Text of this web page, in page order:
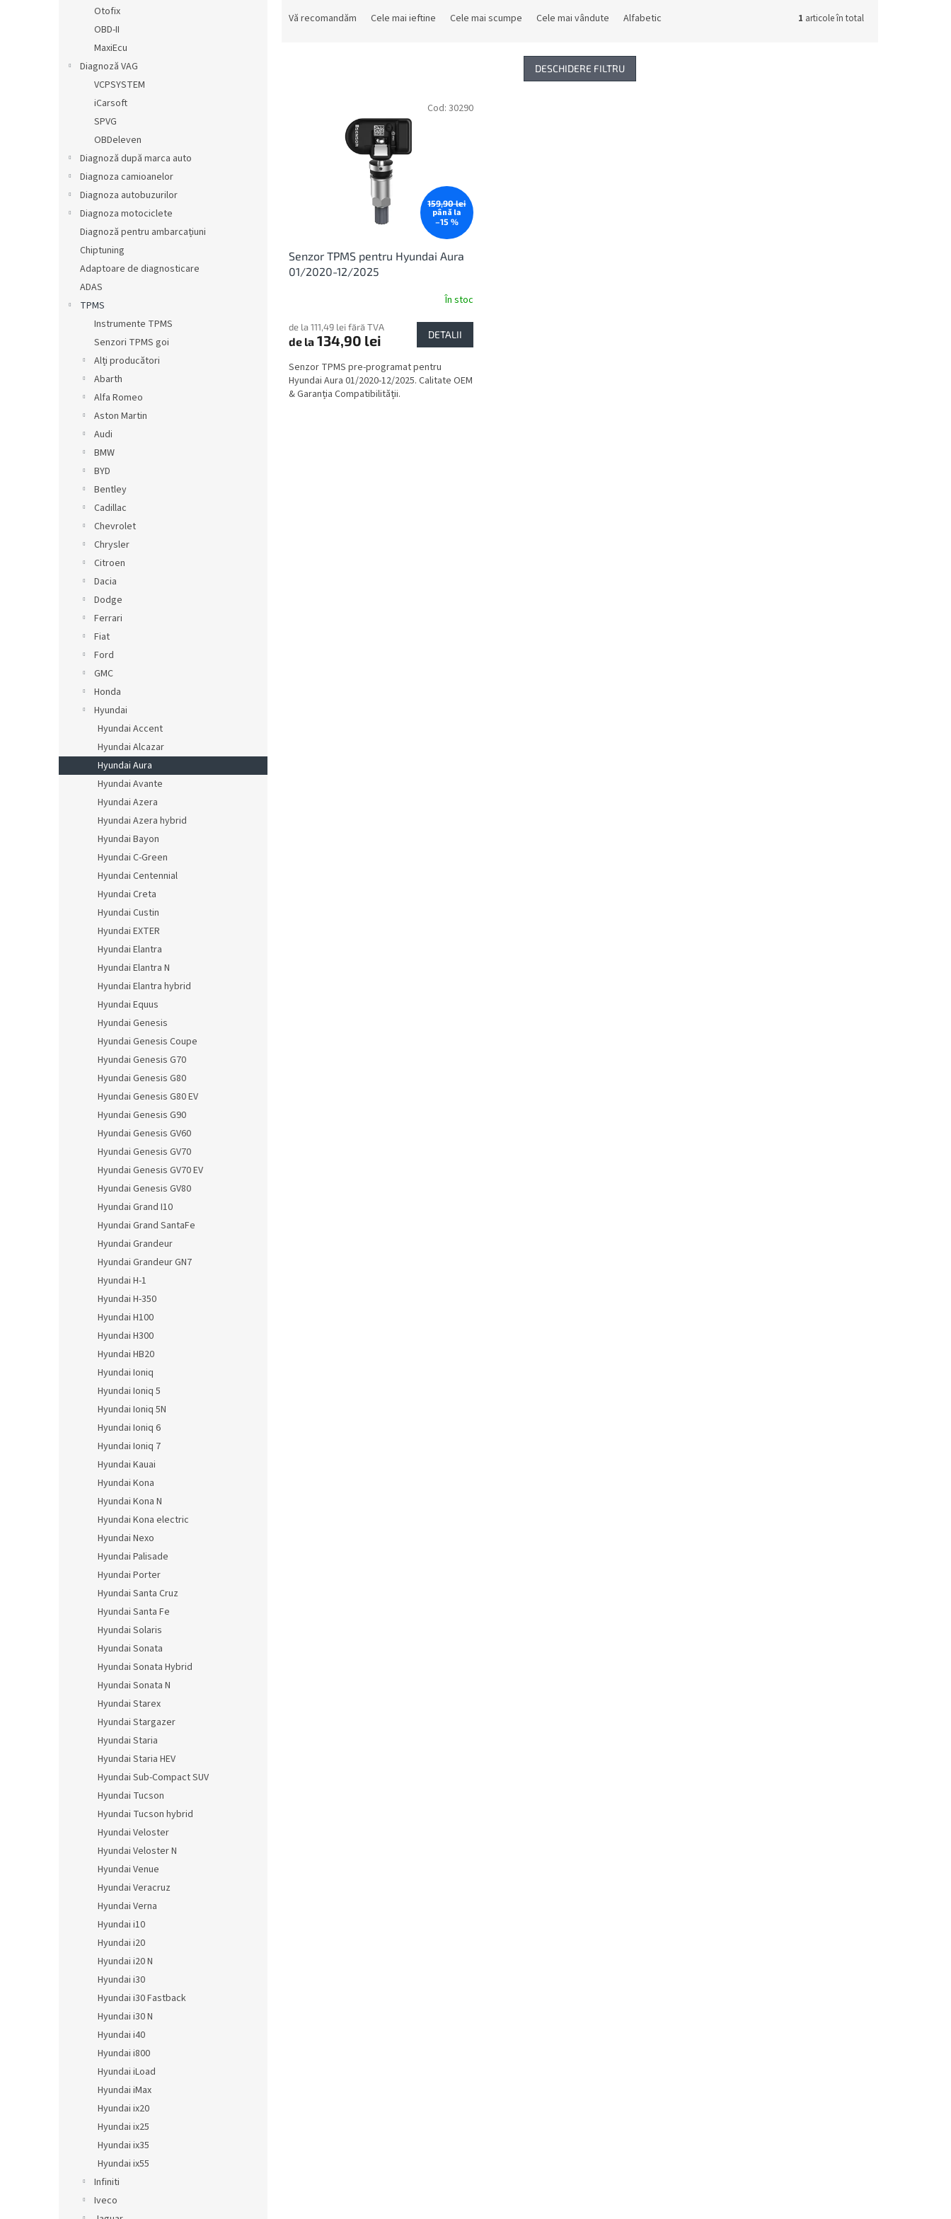
Otofix
OBD-II
MaxiEcu
Diagnoză VAG
VCPSYSTEM
iCarsoft
SPVG
OBDeleven
Diagnoză după marca auto
Diagnoza camioanelor
Diagnoza autobuzurilor
Diagnoza motociclete
Diagnoză pentru ambarcațiuni
Chiptuning
Adaptoare de diagnosticare
ADAS
TPMS
Instrumente TPMS
Senzori TPMS goi
Alți producători
Abarth
Alfa Romeo
Aston Martin
Audi
BMW
BYD
Bentley
Cadillac
Chevrolet
Chrysler
Citroen
Dacia
Dodge
Ferrari
Fiat
Ford
GMC
Honda
Hyundai
Hyundai Accent
Hyundai Alcazar
Hyundai Aura
Hyundai Avante
Hyundai Azera
Hyundai Azera hybrid
Hyundai Bayon
Hyundai C-Green
Hyundai Centennial
Hyundai Creta
Hyundai Custin
Hyundai EXTER
Hyundai Elantra
Hyundai Elantra N
Hyundai Elantra hybrid
Hyundai Equus
Hyundai Genesis
Hyundai Genesis Coupe
Hyundai Genesis G70
Hyundai Genesis G80
Hyundai Genesis G80 EV
Hyundai Genesis G90
Hyundai Genesis GV60
Hyundai Genesis GV70
Hyundai Genesis GV70 EV
Hyundai Genesis GV80
Hyundai Grand I10
Hyundai Grand SantaFe
Hyundai Grandeur
Hyundai Grandeur GN7
Hyundai H-1
Hyundai H-350
Hyundai H100
Hyundai H300
Hyundai HB20
Hyundai Ioniq
Hyundai Ioniq 5
Hyundai Ioniq 5N
Hyundai Ioniq 6
Hyundai Ioniq 7
Hyundai Kauai
Hyundai Kona
Hyundai Kona N
Hyundai Kona electric
Hyundai Nexo
Hyundai Palisade
Hyundai Porter
Hyundai Santa Cruz
Hyundai Santa Fe
Hyundai Solaris
Hyundai Sonata
Hyundai Sonata Hybrid
Hyundai Sonata N
Hyundai Starex
Hyundai Stargazer
Hyundai Staria
Hyundai Staria HEV
Hyundai Sub-Compact SUV
Hyundai Tucson
Hyundai Tucson hybrid
Hyundai Veloster
Hyundai Veloster N
Hyundai Venue
Hyundai Veracruz
Hyundai Verna
Hyundai i10
Hyundai i20
Hyundai i20 N
Hyundai i30
Hyundai i30 Fastback
Hyundai i30 N
Hyundai i40
Hyundai i800
Hyundai iLoad
Hyundai iMax
Hyundai ix20
Hyundai ix25
Hyundai ix35
Hyundai ix55
Infiniti
Iveco
Vă recomandăm Cele mai ieftine Cele mai scumpe Cele mai vândute Alfabetic 1 articole în total
DESCHIDERE FILTRU
159,90 lei
până la
–15 %
Senzor TPMS pentru Hyundai Aura
01/2020-12/2025
În stoc
de la 111,49 lei fără TVA
de la 134,90 lei DETALII
Senzor TPMS pre-programat pentru
Hyundai Aura 01/2020-12/2025. Calitate OEM
& Garanția Compatibilității.
Cod: 30290